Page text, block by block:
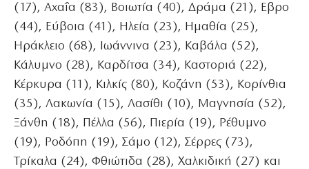
(17), Αχαΐα (83), Βοιωτία (40), Δράμα (21), Εβρο
(44), Εύβοια (41), Ηλεία (23), Ημαθία (25),
Ηράκλειο (68), Ιωάννινα (23), Καβάλα (52),
Κάλυμνο (28), Καρδίτσα (34), Καστοριά (22),
Κέρκυρα (11), Κιλκίς (80), Κοζάνη (53), Κορίνθια
(35), Λακωνία (15), Λασίθι (10), Μαγνησία (52),
Ξάνθη (18), Πέλλα (56), Πιερία (19), Ρέθυμνο
(19), Ροδόπη (19), Σάμο (12), Σέρρες (73),
Τρίκαλα (24), Φθιώτιδα (28), Χαλκιδική (27) και